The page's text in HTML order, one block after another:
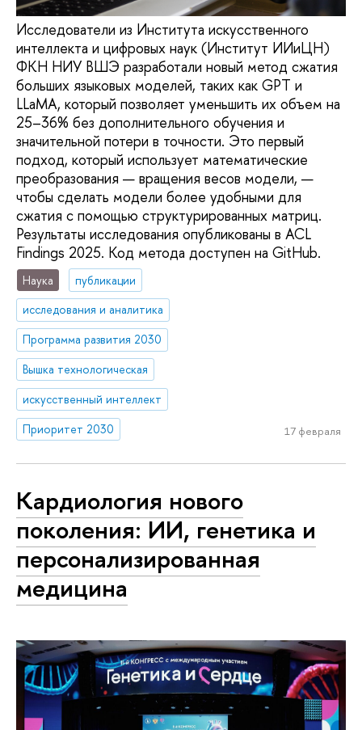
Исследователи из Института искусственного
интеллекта и цифровых наук (Институт ИИиЦН)
ФКН НИУ ВШЭ разработали новый метод сжатия
больших языковых моделей, таких как GPT и
LLaMA, который позволяет уменьшить их объем на
25–36% без дополнительного обучения и
значительной потери в точности. Это первый
подход, который использует математические
преобразования — вращения весов модели, —
чтобы сделать модели более удобными для
сжатия с помощью структурированных матриц.
Результаты исследования опубликованы в ACL
Findings 2025. Код метода доступен на GitHub.
Наука
публикации
исследования и аналитика
Программа развития 2030
Вышка технологическая
искусственный интеллект
Приоритет 2030
17 февраля
Кардиология нового
поколения: ИИ, генетика и
персонализированная
медицина